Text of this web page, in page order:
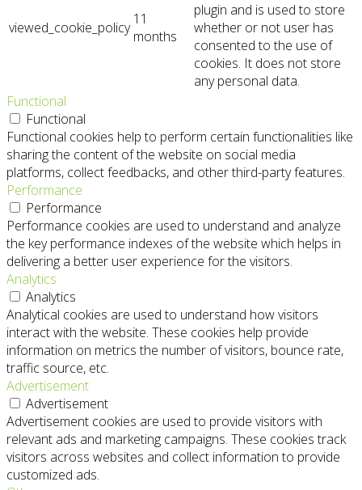
viewed_cookie_policy 11
months
plugin and is used to store
whether or not user has
consented to the use of
cookies. It does not store
any personal data.
Functional
Functional
Functional cookies help to perform certain functionalities like
sharing the content of the website on social media
platforms, collect feedbacks, and other third-party features.
Performance
Performance
Performance cookies are used to understand and analyze
the key performance indexes of the website which helps in
delivering a better user experience for the visitors.
Analytics
Analytics
Analytical cookies are used to understand how visitors
interact with the website. These cookies help provide
information on metrics the number of visitors, bounce rate,
traffic source, etc.
Advertisement
Advertisement
Advertisement cookies are used to provide visitors with
relevant ads and marketing campaigns. These cookies track
visitors across websites and collect information to provide
customized ads.